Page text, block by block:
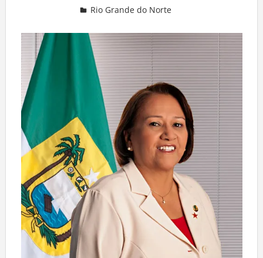
Rio Grande do Norte